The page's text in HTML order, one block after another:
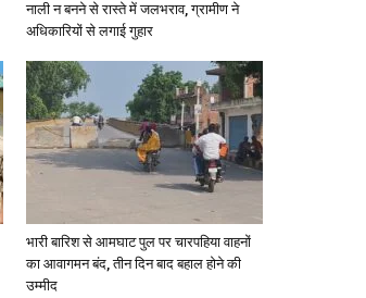
नाली न बनने से रास्ते में जलभराव, ग्रामीण ने
अधिकारियों से लगाई गुहार
भारी बारिश से आमघाट पुल पर चारपहिया वाहनों
का आवागमन बंद, तीन दिन बाद बहाल होने की
उम्मीद